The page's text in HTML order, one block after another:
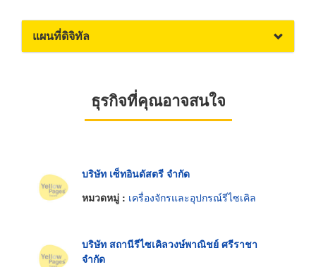
แผนที่ดิจิทัล
ธุรกิจที่คุณอาจสนใจ
บริษัท เซ็ทอินดัสตรี จำกัด
หมวดหมู่ : เครื่องจักรและอุปกรณ์รีไซเคิล
บริษัท สถานีรีไซเคิลวงษ์พาณิชย์ ศรีราชา
จำกัด